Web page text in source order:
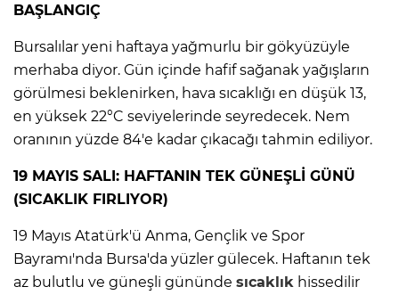
BAŞLANGIÇ
Bursalılar yeni haftaya yağmurlu bir gökyüzüyle
merhaba diyor. Gün içinde hafif sağanak yağışların
görülmesi beklenirken, hava sıcaklığı en düşük 13,
en yüksek 22°C seviyelerinde seyredecek. Nem
oranının yüzde 84'e kadar çıkacağı tahmin ediliyor.
19 MAYIS SALI: HAFTANIN TEK GÜNEŞLİ GÜNÜ
(SICAKLIK FIRLIYOR)
19 Mayıs Atatürk'ü Anma, Gençlik ve Spor
Bayramı'nda Bursa'da yüzler gülecek. Haftanın tek
az bulutlu ve güneşli gününde sıcaklık hissedilir